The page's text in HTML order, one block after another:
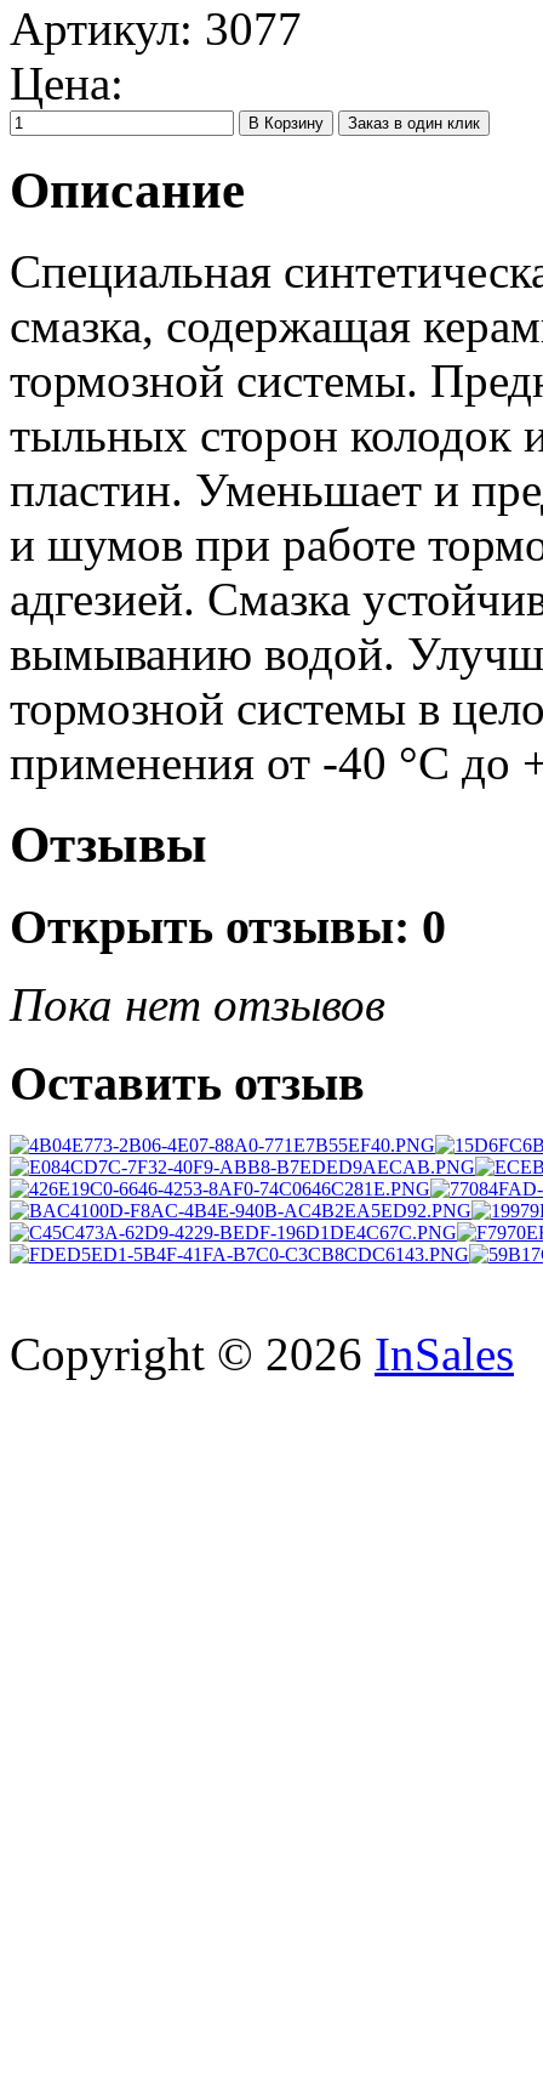
Артикул: 3077
Цена:
Заказ в один клик
Описание
Специальная
смазка, содержащая
тормозной системы.
тыльных сторон колодок
пластин. Уменьшает и
и шумов при работе
адгезией. Смазка
вымыванию водой.
тормозной системы в
применения от -40 °С до
Отзывы
Открыть отзывы: 0
Пока нет отзывов
Оставить отзыв
Copyright © 2026 InSales